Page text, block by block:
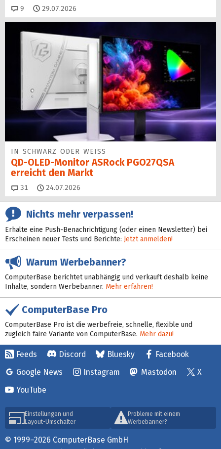
9 Kommentare
29.07.2026
IN SCHWARZ ODER WEISS
QD-OLED-Monitor ASRock PGO27QSA
erreicht den Markt
31 Kommentare
24.07.2026
Nichts mehr verpassen!
Erhalte eine Push-Benachrichtigung (oder einen Newsletter) bei
Erscheinen neuer Tests und Berichte: Jetzt anmelden!
Warum Werbebanner?
ComputerBase berichtet unabhängig und verkauft deshalb keine
Inhalte, sondern Werbebanner. Mehr erfahren!
ComputerBase Pro
ComputerBase Pro ist die werbefreie, schnelle, flexible und
zugleich faire Variante von ComputerBase. Mehr dazu!
Feeds Discord Bluesky
Facebook
Google News
Instagram Mastodon
X
YouTube
Einstellungen und
Layout-Umschalter
Probleme mit einem
Werbebanner?
© 1999–2026 ComputerBase GmbH